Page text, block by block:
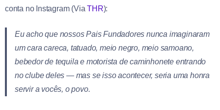
conta no Instagram (ViaTHR):
Eu acho que nossos Pais Fundadores nunca imaginaram
um cara careca, tatuado, meio negro, meio samoano,
bebedor de tequila e motorista de caminhonete entrando
no clube deles — mas se isso acontecer, seria uma honra
servir a vocês, o povo.